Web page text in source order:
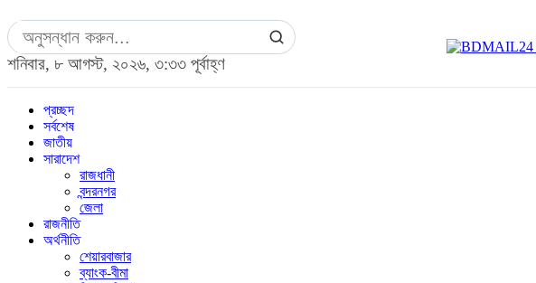
শনিবার, ৮ আগস্ট, ২০২৬, ৩:৩৩ পূর্বাহ্ণ
প্রচ্ছদ
সর্বশেষ
জাতীয়
সারাদেশ
রাজধানী
বন্দরনগর
জেলা
রাজনীতি
অর্থনীতি
শেয়ারবাজার
ব্যাংক-বীমা